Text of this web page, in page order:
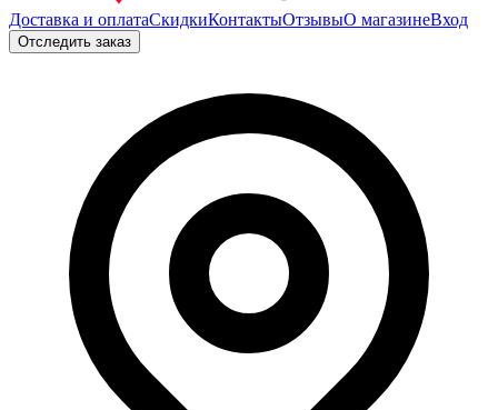
Доставка и оплатаСкидкиКонтактыОтзывыО магазинеВход
Отследить заказ